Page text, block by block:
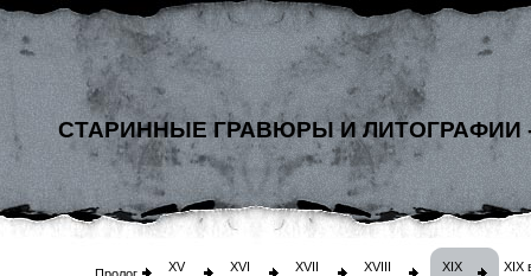
СТАРИННЫЕ ГРАВЮРЫ И ЛИТОГРАФИИ
XV
XVI
XVII
XVIII
XIX
XIX